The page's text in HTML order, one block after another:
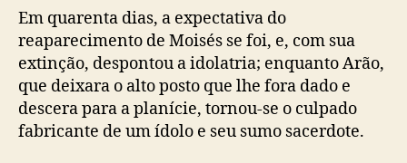
Em quarenta dias, a expectativa do
reaparecimento de Moisés se foi, e, com sua
extinção, despontou a idolatria; enquanto Arão,
que deixara o alto posto que lhe fora dado e
descera para a planície, tornou-se o culpado
fabricante de um ídolo e seu sumo sacerdote.